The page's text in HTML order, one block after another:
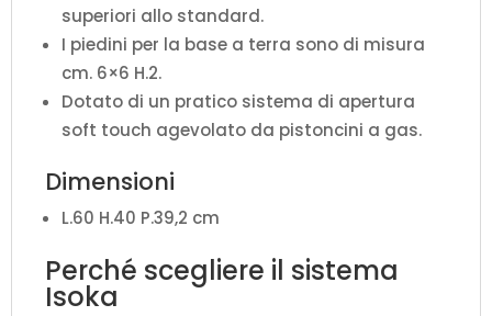
superiori allo standard.
I piedini per la base a terra sono di misura
cm. 6×6 H.2.
Dotato di un pratico sistema di apertura
soft touch agevolato da pistoncini a gas.
Dimensioni
L.60 H.40 P.39,2 cm
Perché scegliere il sistema
Isoka